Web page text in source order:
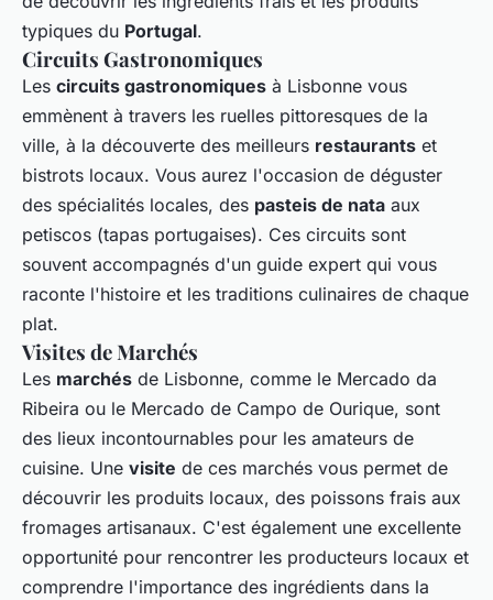
typiques du Portugal.
Circuits Gastronomiques
Les circuits gastronomiques à Lisbonne vous
emmènent à travers les ruelles pittoresques de la
ville, à la découverte des meilleurs restaurants et
bistrots locaux. Vous aurez l'occasion de déguster
des spécialités locales, des pasteis de nata aux
petiscos (tapas portugaises). Ces circuits sont
souvent accompagnés d'un guide expert qui vous
raconte l'histoire et les traditions culinaires de chaque
plat.
Visites de Marchés
Les marchés de Lisbonne, comme le Mercado da
Ribeira ou le Mercado de Campo de Ourique, sont
des lieux incontournables pour les amateurs de
cuisine. Une visite de ces marchés vous permet de
découvrir les produits locaux, des poissons frais aux
fromages artisanaux. C'est également une excellente
opportunité pour rencontrer les producteurs locaux et
comprendre l'importance des ingrédients dans la